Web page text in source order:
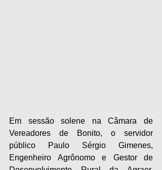
Em sessão solene na Câmara de
Vereadores de Bonito, o servidor
público Paulo Sérgio Gimenes,
Engenheiro Agrônomo e Gestor de